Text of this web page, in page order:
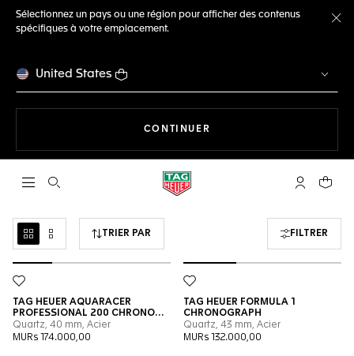
Sélectionnez un pays ou une région pour afficher des contenus
spécifiques à votre emplacement.
United States
CONTINUER
Ouvrir la barre de recherche Compte My
Votre